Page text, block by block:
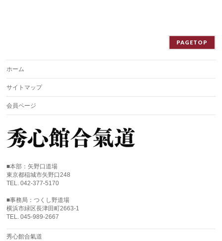
PAGETOP
ホーム
サイトマップ
会員ページ
■本部：矢野口道場
東京都稲城市矢野口248
TEL. 042-377-5170
■事務局：つくし野道場
横浜市緑区長津田町2663-1
TEL. 045-989-2667
秀心館合氣道